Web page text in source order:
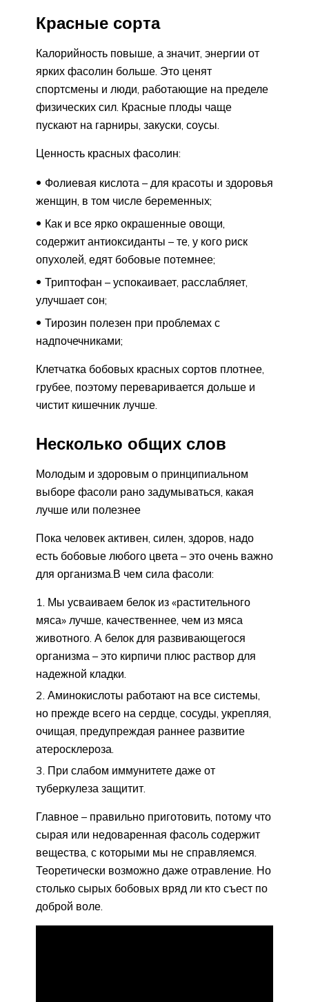
Красные сорта
Калорийность повыше, а значит, энергии от
ярких фасолин больше. Это ценят
спортсмены и люди, работающие на пределе
физических сил. Красные плоды чаще
пускают на гарниры, закуски, соусы.
Ценность красных фасолин:
Фолиевая кислота – для красоты и здоровья
женщин, в том числе беременных;
Как и все ярко окрашенные овощи,
содержит антиоксиданты – те, у кого риск
опухолей, едят бобовые потемнее;
Триптофан – успокаивает, расслабляет,
улучшает сон;
Тирозин полезен при проблемах с
надпочечниками;
Клетчатка бобовых красных сортов плотнее,
грубее, поэтому переваривается дольше и
чистит кишечник лучше.
Несколько общих слов
Молодым и здоровым о принципиальном
выборе фасоли рано задумываться, какая
лучше или полезнее
Пока человек активен, силен, здоров, надо
есть бобовые любого цвета – это очень важно
для организма.В чем сила фасоли:
Мы усваиваем белок из «растительного
мяса» лучше, качественнее, чем из мяса
животного. А белок для развивающегося
организма – это кирпичи плюс раствор для
надежной кладки.
Аминокислоты работают на все системы,
но прежде всего на сердце, сосуды, укрепляя,
очищая, предупреждая раннее развитие
атеросклероза.
При слабом иммунитете даже от
туберкулеза защитит.
Главное – правильно приготовить, потому что
сырая или недоваренная фасоль содержит
вещества, с которыми мы не справляемся.
Теоретически возможно даже отравление. Но
столько сырых бобовых вряд ли кто съест по
доброй воле.